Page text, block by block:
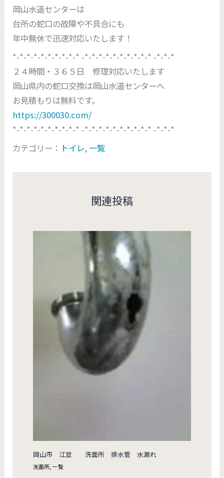
岡山水道センターは
台所の蛇口の故障や不具合にも
年中無休で迅速対応いたします！
*-*-*-*-*-*-*-*-*-* -*-*-*-*-*-*-*-*-*-* -*-*-*
２４時間・３６５日 修理対応いたします
岡山県内の蛇口交換は岡山水道センターへ
お見積もりは無料です。
https://300030.com/
*-*-*-*-*-*-*-*-*-* -*-*-*-*-*-*-*-*-*-* -*-*-*
カテゴリー： トイレ, 一覧
関連投稿
岡山市 江並 洗面所 排水管 水漏れ
洗面所 ,一覧